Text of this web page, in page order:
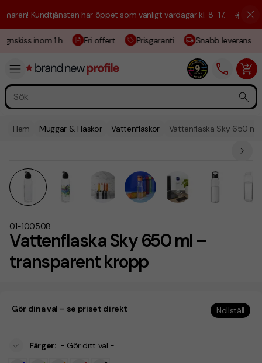
Kundtjänsten har öppet som vanligt vardagar kl. 8–17. ☀️ Vi är
inom 1 h Fri offert Prisgaranti Snabb leverans
Hem Muggar & Flaskor Vattenflaskor Vattenflaska Sky 650
Vattenflaska Sky 650 ml –
transparent kropp
01-100508
Gör dina val – se priset direkt Nollställ
Färger: - Gör ditt val -